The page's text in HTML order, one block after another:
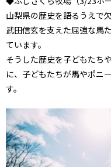
山梨県の歴史を語るうえで
武田信玄を支えた屈強な馬
ています。
そうした歴史を子どもたち
に、子どもたちが馬やポニ
す。